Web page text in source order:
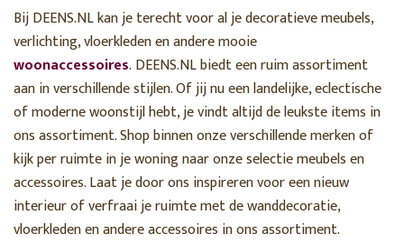
Bij DEENS.NL kan je terecht voor al je decoratieve meubels,
verlichting, vloerkleden en andere mooie
woonaccessoires. DEENS.NL biedt een ruim assortiment
aan in verschillende stijlen. Of jij nu een landelijke, eclectische
of moderne woonstijl hebt, je vindt altijd de leukste items in
ons assortiment. Shop binnen onze verschillende merken of
kijk per ruimte in je woning naar onze selectie meubels en
accessoires. Laat je door ons inspireren voor een nieuw
interieur of verfraai je ruimte met de wanddecoratie,
vloerkleden en andere accessoires in ons assortiment.